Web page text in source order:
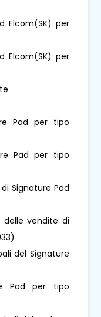
Elcom(SK) per
Elcom(SK) per
Pad per tipo
Pad per tipo
Signature Pad
delle vendite di
del Signature
Pad per tipo